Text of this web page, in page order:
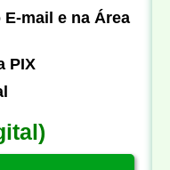
mail e na Área
PIX